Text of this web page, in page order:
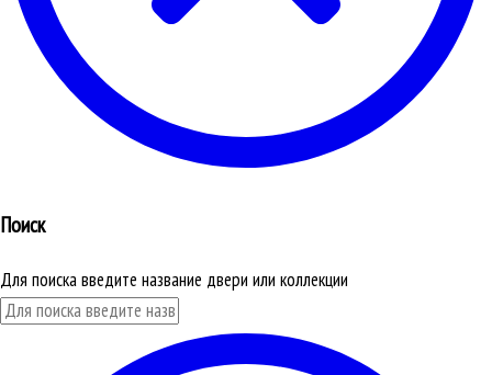
Поиск
Для поиска введите название двери или коллекции